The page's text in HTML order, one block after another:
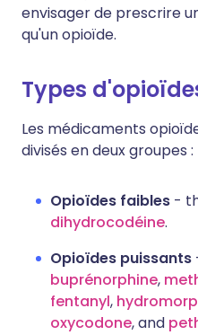
envisager de prescrire
qu'un opioïde.
Types
Les médicaments
divisés en deux groupes :
Opioïdes faibles -
dihydrocodéine.
Opioïdes puissants
buprénorphine,
fentanyl,
oxycodone, and